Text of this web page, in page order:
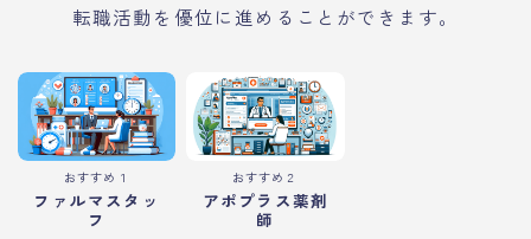
転職活動を優位に進めることができます。
おすすめ１
ファルマスタッ
フ
おすすめ２
アポプラス薬剤
師